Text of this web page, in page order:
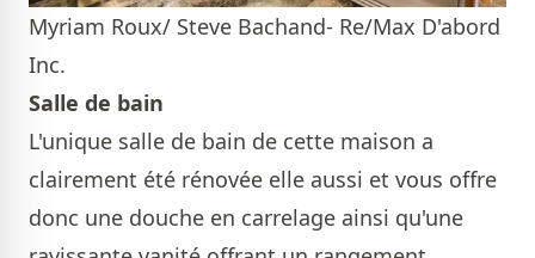
Myriam Roux/ Steve Bachand- Re/Max D'abord
Inc.
Salle de bain
L'unique salle de bain de cette maison a
clairement été rénovée elle aussi et vous offre
donc une douche en carrelage ainsi qu'une